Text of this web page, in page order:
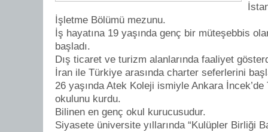
İşletme Bölümü mezunu.
İş hayatına 19 yaşında genç bir müteşebbis
başladı.
Dış ticaret ve turizm alanlarında faaliyet
İran ile Türkiye arasında charter seferlerini
26 yaşında Atek Koleji ismiyle Ankara İncek’de
okulunu kurdu.
Bilinen en genç okul kurucusudur.
Siyasete üniversite yıllarında “Kulüpler Birliği